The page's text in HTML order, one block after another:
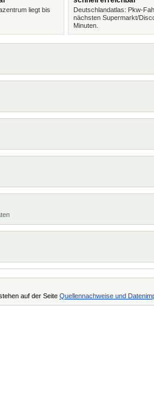
liegt bis
Deutschlandatlas: Pkw-
nächsten Supermarkt/
Minuten.
auf der Seite Quellennachweise und